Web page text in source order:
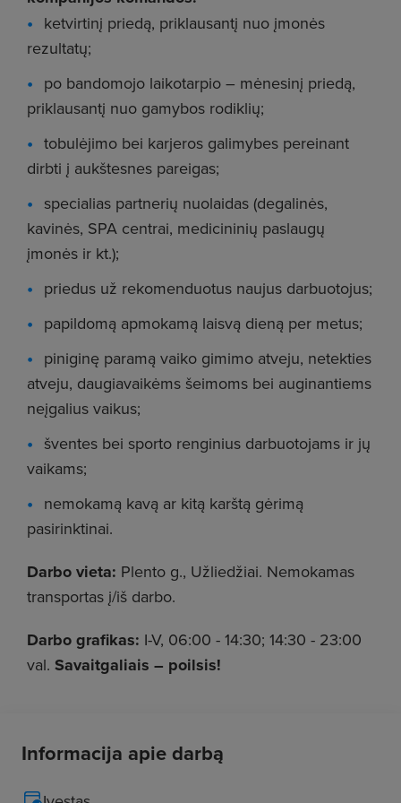
ketvirtinį priedą, priklausantį nuo įmonės
rezultatų;
po bandomojo laikotarpio – mėnesinį priedą,
priklausantį nuo gamybos rodiklių;
tobulėjimo bei karjeros galimybes pereinant
dirbti į aukštesnes pareigas;
specialias partnerių nuolaidas (degalinės,
kavinės, SPA centrai, medicininių paslaugų
įmonės ir kt.);
priedus už rekomenduotus naujus darbuotojus;
papildomą apmokamą laisvą dieną per metus;
piniginę paramą vaiko gimimo atveju, netekties
atveju, daugiavaikėms šeimoms bei auginantiems
neįgalius vaikus;
šventes bei sporto renginius darbuotojams ir jų
vaikams;
nemokamą kavą ar kitą karštą gėrimą
pasirinktinai.
Darbo vieta: Plento g., Užliedžiai. Nemokamas
transportas į/iš darbo.
Darbo grafikas: I-V, 06:00 - 14:30; 14:30 - 23:00
val. Savaitgaliais – poilsis!
Informacija apie darbą